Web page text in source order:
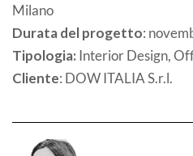
Milano
Durata del progetto:
Tipologia: Interior Design,
Cliente: DOW ITALIA S.r.l.